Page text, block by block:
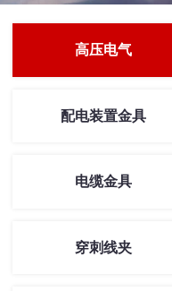
高压电气
配电装置金具
电缆金具
穿刺线夹